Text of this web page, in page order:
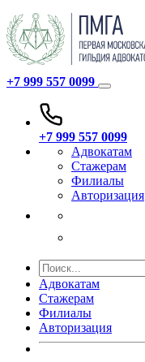
+7 999 557 0099
+7 999 557 0099
Адвокатам
Стажерам
Филиалы
Авторизация
Адвокатам
Стажерам
Филиалы
Авторизация